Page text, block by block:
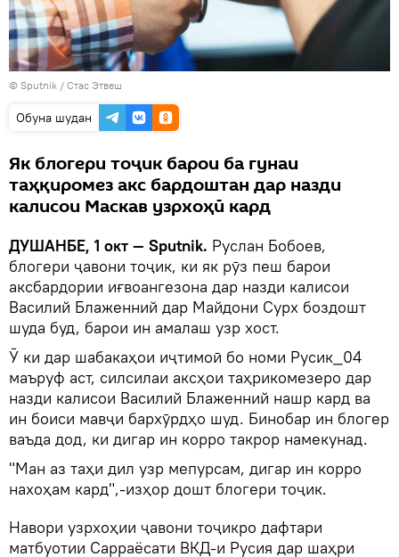
© Sputnik / Стас Этвеш
Обуна шудан
Як блогери тоҷик барои ба гунаи
таҳқиромез акс бардоштан дар назди
калисои Маскав узрхоҳӣ кард
ДУШАНБЕ, 1 окт — Sputnik. Руслан Бобоев,
блогери ҷавони тоҷик, ки як рӯз пеш барои
аксбардории иғвоангезона дар назди калисои
Василий Блаженний дар Майдони Сурх боздошт
шуда буд, барои ин амалаш узр хост.
Ӯ ки дар шабакаҳои иҷтимоӣ бо номи Русик_04
маъруф аст, силсилаи аксҳои таҳрикомезеро дар
назди калисои Василий Блаженний нашр кард ва
ин боиси мавҷи бархӯрдҳо шуд. Бинобар ин блогер
ваъда дод, ки дигар ин корро такрор намекунад.
"Ман аз таҳи дил узр мепурсам, дигар ин корро
нахоҳам кард",-изҳор дошт блогери тоҷик.
Навори узрхоҳии ҷавони тоҷикро дафтари
матбуотии Сарраёсати ВКД-и Русия дар шаҳри